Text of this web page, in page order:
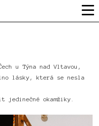
u Týna nad Vltavou,
lásky, která se nesla
okamžiky.